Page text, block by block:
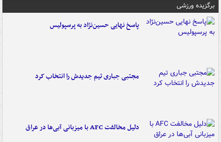
برگزیده ورزشی
پاسخ نهایی حسین‌نژاد به پرسپولیس
مجتبی جباری تیم جدیدش را انتخاب کرد
دلیل مخالفت AFC با میزبانی آبی‌ها در عراق